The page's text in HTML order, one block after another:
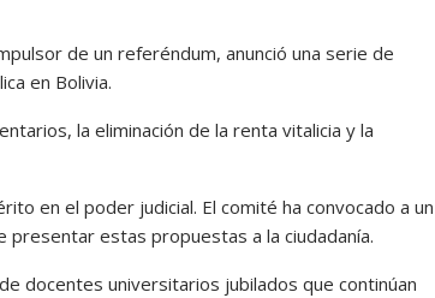
de un referéndum, anunció una serie de
en Bolivia.
la eliminación de la renta vitalicia y la
en el poder judicial. El comité ha convocado a un
presentar estas propuestas a la ciudadanía.
docentes universitarios jubilados que continúan